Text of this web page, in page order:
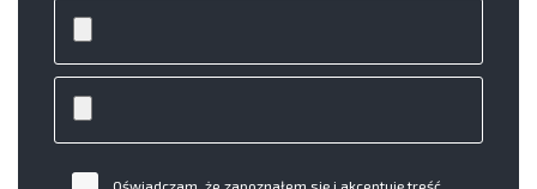
Oświadczam, że zapoznałem się i akceptuję treść